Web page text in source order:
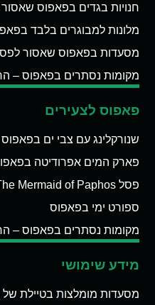
חנויות בגדים בפאפוס
מלונות למבוגרים בלבד
מסעדות בפאפוס שאסור
מקומות נסתרים בפאפוס –
פאפוס לצעירים
שנורקלינג עם צבי ים בפאפוס
פארק המים אפרודיטה
פסל The Mermaid of Paphos – בת הים של פאפוס.
ספורט ימי בפאפוס
מקומות נסתרים בפאפוס –
מידע שימושי
מסעדות מומלצות בטיילת